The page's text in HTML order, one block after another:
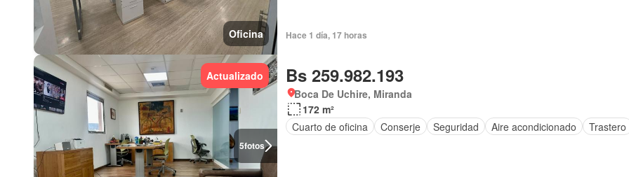
Oficina Hace 1 día, 17 horas
5fotos
Actualizado Bs 259.982.193
Boca De Uchire, Miranda
172 m²
Cuarto de oficina
Conserje Seguridad Aire acondicionado Trastero